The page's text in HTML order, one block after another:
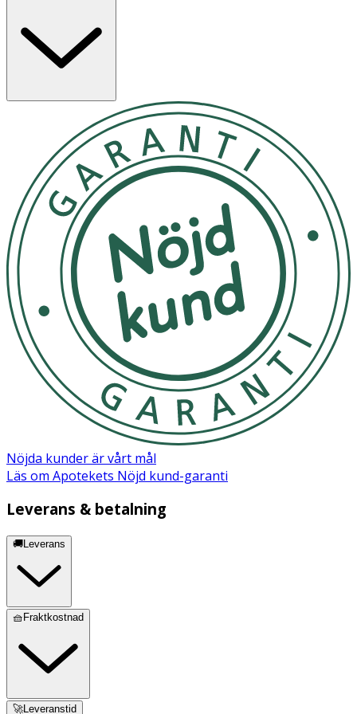
Besticken är tillverkade av
silikonoch är helt fria från BPA, BPS, PVC, bly och
ftalater. De tål maskindisk för enkel rengöring.
Egenskaper hos Les Enfants Barnbestick Rosa och
- Sked i ena änden och gaffel i den andra
- Lekfull giraffdesign för en rolig måltid
- Extra grepp i mitten för bättre stabilitet
- Skonsam mot barnets tandkött och säker vid
tandsprickning
- Tillverkade av
100 % livsmedelssäker silikon
- Fri från BPA, BPS, PVC, bly och ftalater
- Tål maskindisk för enkel rengöring
Innehåll:
Kommer i set om 2:
Rosa & sand
För en komplett matupplevelse, matcha med:
Les Enfants Baby Tallrik Silikon Rosa (klicka här)
Les Enfants Baby Tallrik Silikon Sand (klicka här).
Nöjda kunder är vårt mål
Läs om Apotekets Nöjd kund-garanti
Leverans & betalning
🚚Leverans
🧺Fraktkostnad
🚀Leveranstid